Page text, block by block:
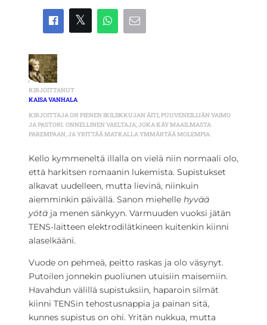
KIRJOITTANUT
KAISA VANHALA
KIRJOITTAJA ON PIENEN IKILIIKKUJAN ÄITI, PUUVENEILIJÄN VAIMO
JA PASTORI. ONNELLINEN VAELTAJA, JOKA KÄY MAAILMASTA
PAREMPAAN, JA YRITTÄÄ MATKALLA YMMÄRTÄÄ MOLEMPIA.
Kello kymmeneltä illalla on vielä niin normaali olo,
että harkitsen romaanin lukemista. Supistukset
alkavat uudelleen, mutta lievinä, niinkuin
aiemminkin päivällä. Sanon miehelle hyvää
yötä ja menen sänkyyn. Varmuuden vuoksi jätän
TENS-laitteen elektrodilätkineen kuitenkin kiinni
alaselkääni.
Vuode on pehmeä, peitto raskas ja olo väsynyt.
Putoilen jonnekin puoliunen utuisiin maisemiin.
Havahdun välillä supistuksiin, haparoin silmät
kiinni TENSin tehostusnappia ja painan sitä,
kunnes supistus on ohi. Yritän nukkua, mutta